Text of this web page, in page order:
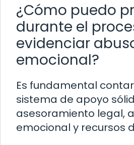
¿Cómo puedo
durante el
evidenciar
emocional?
Es fundamental
sistema de apoyo
asesoramiento legal,
emocional y recursos